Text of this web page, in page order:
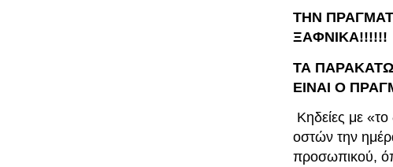
ΤΗΝ
ΞΑΦΝΙΚΑ!!!!!!
ΤΑ
ΕΙΝΑΙ Ο
Κηδείες με
οστών την
προσωπικού,